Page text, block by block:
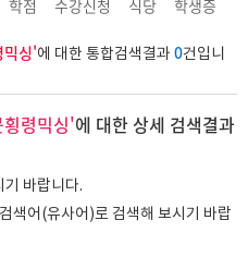
학점 수강신청 식당 학생증
싱'에 대한 통합검색결과 0건입니
령믹싱'에 대한 상세 검색결과
기 바랍니다.
색어(유사어)로 검색해 보시기 바랍